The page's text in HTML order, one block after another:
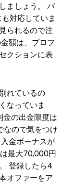
ましょう。 バ
対応していま
られるので注
額は、プロフ
クションに表
れているの
なっていま
の出金限度は
なので気をつけ
金ボーナスが
最大70,000円
登録したら4
オファーをア